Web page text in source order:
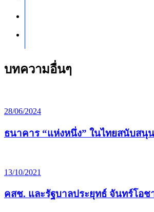
บทความอื่นๆ
28/06/2024
ธนาคาร “แห่งหนึ่ง” ในไทยสนับสนุ
13/10/2021
คสช. และรัฐบาลประยุทธ์ จันทร์โอ